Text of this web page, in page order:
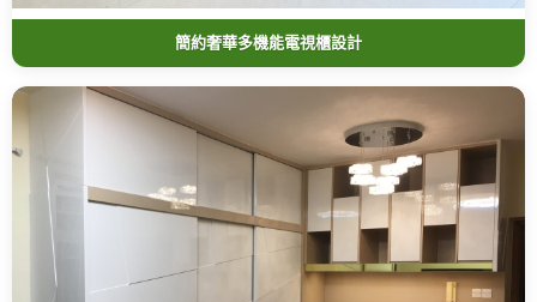
簡約奢華多機能電視櫃設計